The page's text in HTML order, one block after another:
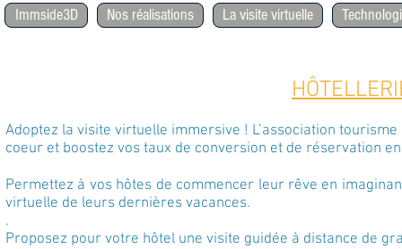
Immside3D Nos réalisations La visite virtuelle
Adoptez la visite virtuelle immersive ! L’association
coeur et boostez vos taux de conversion et de réservation
Permettez à vos hôtes de commencer leur rêve en
virtuelle de leurs dernières vacances.
.
Proposez pour votre hôtel une visite guidée à distance de